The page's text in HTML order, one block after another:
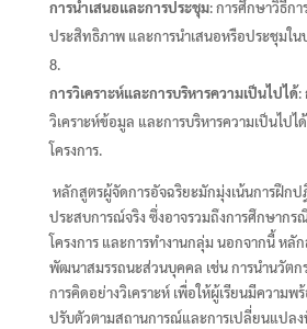
การนำเสนอและการประชุม: การศึกษาวิธีกา
ประสิทธิภาพ และการนำเสนอหรือประชุมใ
การวิเคราะห์และการบริหารความเป็นไปได้:
วิเคราะห์ข้อมูล และการบริหารความเป็นไปไ
โครงการ.
หลักสูตรผู้จัดการอัจฉริยะมักมุ่งเน้นการฝึกป
ประสบการณ์จริง ซึ่งอาจรวมถึงการศึกษากร
โครงการ และการทำงานกลุ่ม นอกจากนี้ หลั
พัฒนาสมรรถนะส่วนบุคคล เช่น การนำนวัตก
การคิดอย่างวิเคราะห์ เพื่อให้ผู้เรียนมีความพ
ปรับตัวตามสถานการณ์และการเปลี่ยนแปลง